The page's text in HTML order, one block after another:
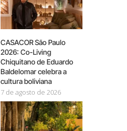
CASACOR São Paulo
2026: Co-Living
Chiquitano de Eduardo
Baldelomar celebra a
cultura boliviana
7 de agosto de 2026